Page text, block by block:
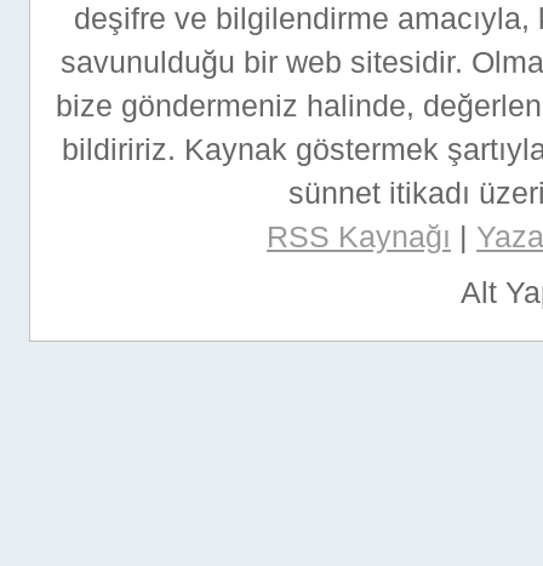
deşifre ve bilgilendirme
savunulduğu bir web sitesidir.
bize göndermeniz halinde,
bildiririz. Kaynak göstermek
sünnet itikadı
RSS Kaynağı |
Alt